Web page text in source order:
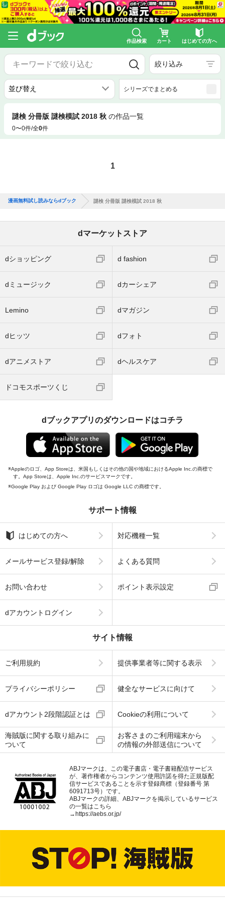
作品検索 カート はじめての方へ
絞り込み
シリーズでまとめる
謎検 分冊版 謎検模試 2018 秋 の作品一覧
0〜0件/全0件
1
漫画無料試し読みならdブック 謎検 分冊版 謎検模試 2018 秋
dマーケットストア
dショッピング d fashion
dミュージック dカーシェア
Lemino dマガジン
dヒッツ dフォト
dアニメストア dヘルスケア
ドコモスポーツくじ
dブックアプリのダウンロードはコチラ
Appleのロゴ、App Storeは、米国もしくはその他の国や地域におけるApple Inc.の商標で
す。App Storeは、Apple Inc.のサービスマークです。
Google Play および Google Play ロゴは Google LLC の商標です。
サポート情報
はじめての方へ 対応機種一覧
メールサービス登録/解除 よくある質問
お問い合わせ ポイント表示設定
dアカウントログイン
サイト情報
ご利用規約 提供事業者等に関する表示
プライバシーポリシー 健全なサービスに向けて
dアカウント2段階認証とは Cookieの利用について
海賊版に関する取り組みに
ついて
お客さまのご利用端末から
の情報の外部送信について
ABJマークは、この電子書店・電子書籍配信サービス
が、著作権者からコンテンツ使用許諾を得た正規版配
信サービスであることを示す登録商標（登録番号 第
6091713号）です。
ABJマークの詳細、ABJマークを掲示しているサービス
の一覧はこちら
→https://aebs.or.jp/